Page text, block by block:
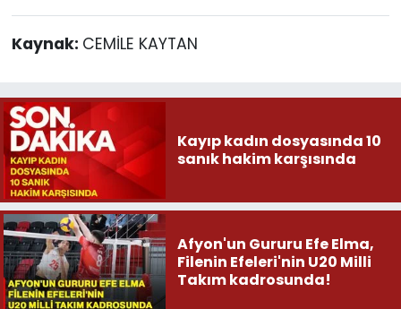
Kaynak: CEMİLE KAYTAN
Kayıp kadın dosyasında 10
sanık hakim karşısında
Afyon'un Gururu Efe Elma,
Filenin Efeleri'nin U20 Milli
Takım kadrosunda!